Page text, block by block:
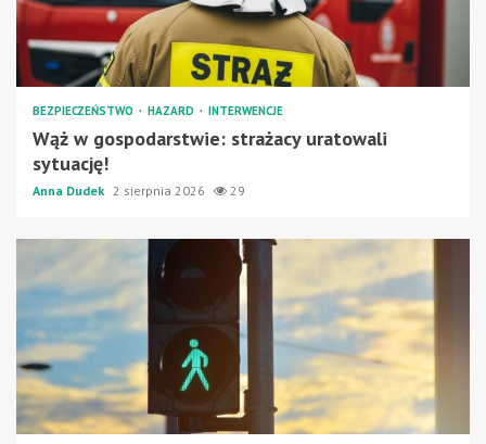
BEZPIECZEŃSTWO HAZARD INTERWENCJE
Wąż w gospodarstwie: strażacy uratowali
sytuację!
Anna Dudek 2 sierpnia 2026 29